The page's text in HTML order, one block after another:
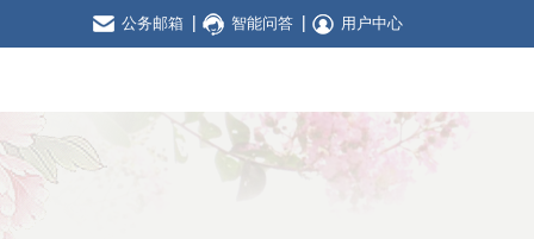
公务邮箱 智能问答 用户中心